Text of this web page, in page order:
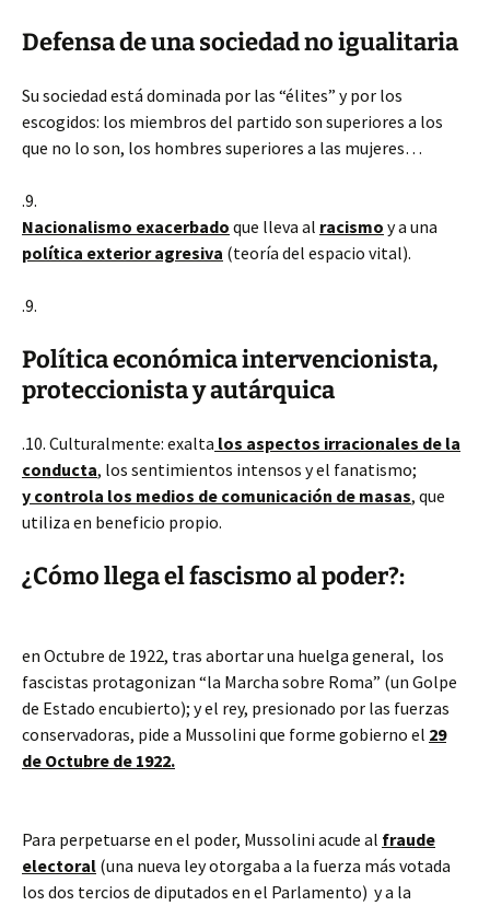
Defensa de una sociedad no igualitaria
Su sociedad está dominada por las “élites” y por los
escogidos: los miembros del partido son superiores a los
que no lo son, los hombres superiores a las mujeres…
.9.
Nacionalismo exacerbado que lleva al racismo y a una
política exterior agresiva (teoría del espacio vital).
.9.
Política económica intervencionista,
proteccionista y autárquica
.10. Culturalmente: exalta los aspectos irracionales de la
conducta, los sentimientos intensos y el fanatismo;
y controla los medios de comunicación de masas, que
utiliza en beneficio propio.
¿Cómo llega el fascismo al poder?:
en Octubre de 1922, tras abortar una huelga general, los
fascistas protagonizan “la Marcha sobre Roma” (un Golpe
de Estado encubierto); y el rey, presionado por las fuerzas
conservadoras, pide a Mussolini que forme gobierno el 29
de Octubre de 1922.
Para perpetuarse en el poder, Mussolini acude al fraude
electoral (una nueva ley otorgaba a la fuerza más votada
los dos tercios de diputados en el Parlamento) y a la